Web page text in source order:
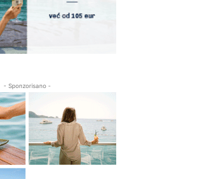
- Sponzorisano -